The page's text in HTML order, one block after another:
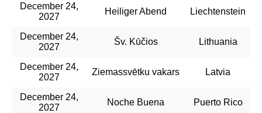
December 24,
2027
Heiliger Abend Liechtenstein
December 24,
2027
Šv. Kūčios Lithuania
December 24,
2027
Ziemassvētku vakars Latvia
December 24,
2027
Noche Buena Puerto Rico